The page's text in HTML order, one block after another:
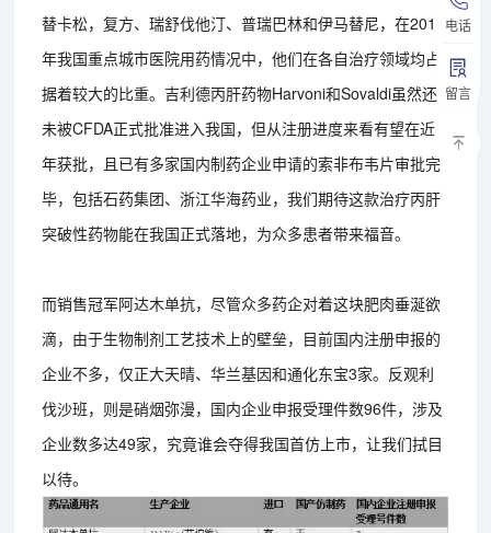
电话
留言
替卡松，复方、瑞舒伐他汀、普瑞巴林和伊马替尼，在2015
年我国重点城市医院用药情况中，他们在各自治疗领域均占
据着较大的比重。吉利德丙肝药物Harvoni和Sovaldi虽然还
未被CFDA正式批准进入我国，但从注册进度来看有望在近
年获批，且已有多家国内制药企业申请的索非布韦片审批完
毕，包括石药集团、浙江华海药业，我们期待这款治疗丙肝
突破性药物能在我国正式落地，为众多患者带来福音。
而销售冠军阿达木单抗，尽管众多药企对着这块肥肉垂涎欲
滴，由于生物制剂工艺技术上的壁垒，目前国内注册申报的
企业不多，仅正大天晴、华兰基因和通化东宝3家。反观利
伐沙班，则是硝烟弥漫，国内企业申报受理件数96件，涉及
企业数多达49家，究竟谁会夺得我国首仿上市，让我们拭目
以待。